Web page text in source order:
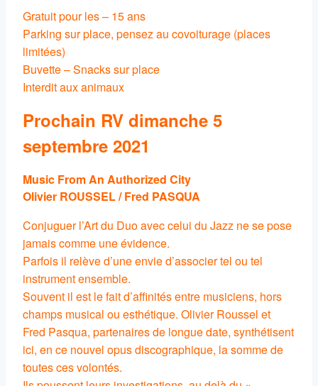
Gratuit pour les – 15 ans
Parking sur place, pensez au covoiturage (places
limitées)
Buvette – Snacks sur place
Interdit aux animaux
Prochain RV dimanche 5
septembre 2021
Music From An Authorized City
Olivier ROUSSEL / Fred PASQUA
Conjuguer l’Art du Duo avec celui du Jazz ne se pose
jamais comme une évidence.
Parfois il relève d’une envie d’associer tel ou tel
instrument ensemble.
Souvent il est le fait d’affinités entre musiciens, hors
champs musical ou esthétique. Olivier Roussel et
Fred Pasqua, partenaires de longue date, synthétisent
ici, en ce nouvel opus discographique, la somme de
toutes ces volontés.